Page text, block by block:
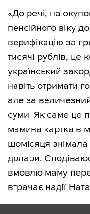
«До речі, на
пенсійного віку
верифікацію за
тисячі рублів, це
український
навіть отримати
але за
суми. Як саме це
мамина картка в
щомісяця знімала
долари.
вмовлю маму
втрачає надії